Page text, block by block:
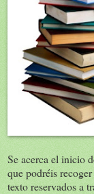
Se acerca el inicio
que podréis
texto reservados a